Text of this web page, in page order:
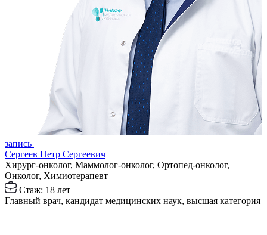
запись
Сергеев Петр Сергеевич
Хирург-онколог, Маммолог-онколог, Ортопед-онколог,
Онколог, Химиотерапевт
Стаж: 18 лет
Главный врач, кандидат медицинских наук, высшая категория